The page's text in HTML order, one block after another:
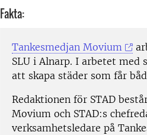
Fakta:
Tankesmedjan Movium
SLU i Alnarp. I arbetet
att skapa städer som får
Redaktionen för STAD
Movium och STAD:s
verksamhetsledare på